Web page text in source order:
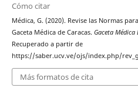
Cómo citar
Médica, G. (2020). Revise las Normas
Gaceta Médica de Caracas. Gaceta Médica
Recuperado a partir de
https://saber.ucv.ve/ojs/index.php/
Más formatos de cita